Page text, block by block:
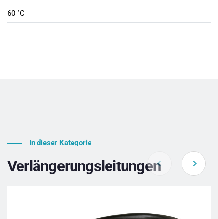
60 °C
In dieser Kategorie
Verlängerungsleitungen